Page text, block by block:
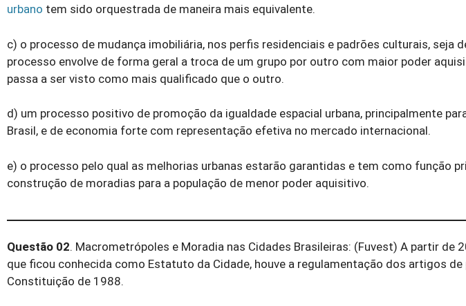
urbano tem sido orquestrada de maneira mais equivalente.
c) o processo de mudança imobiliária, nos perfis residenciais e padrões culturais, seja
processo envolve de forma geral a troca de um grupo por outro com maior poder
passa a ser visto como mais qualificado que o outro.
d) um processo positivo de promoção da igualdade espacial urbana, principalmente
Brasil, e de economia forte com representação efetiva no mercado internacional.
e) o processo pelo qual as melhorias urbanas estarão garantidas e tem como função
construção de moradias para a população de menor poder aquisitivo.
Questão 02. Macrometrópoles e Moradia nas Cidades Brasileiras: (Fuvest) A partir de
que ficou conhecida como Estatuto da Cidade, houve a regulamentação dos artigos
Constituição de 1988.